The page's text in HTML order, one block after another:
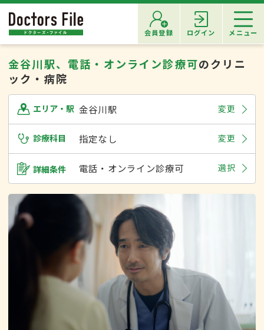
会員登録 ログイン メニュー
金谷川駅、電話・オンライン診療可のクリニ
ック・病院
エリア・駅 金谷川駅 変更
診療科目 指定なし 変更
詳細条件 電話・オンライン診療可 選択